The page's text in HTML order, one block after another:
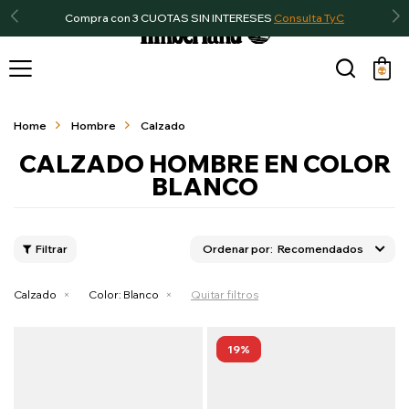
Compra con 3 CUOTAS SIN INTERESES Consulta TyC

Home Hombre Calzado
CALZADO HOMBRE EN COLOR
BLANCO
Recomendados
Calzado Color: Blanco Quitar filtros
19